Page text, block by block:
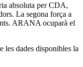
absoluta per CDA,
La segona força a
ARANA ocuparà el
les dades disponibles la